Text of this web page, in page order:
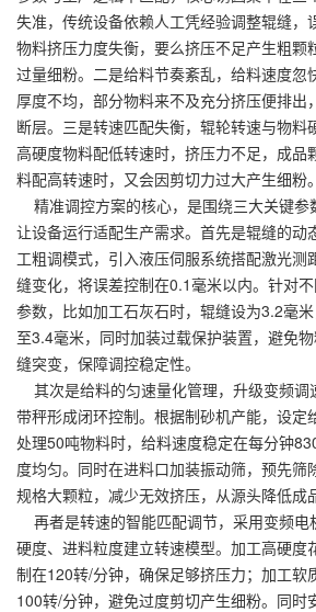
失准，传统设备依赖人工凭经验调整辊缝，
物料挤压力度失衡，要么挤压不足产生粗颗
过量细粉。二是给料节奏紊乱，给料速度忽
厚度不均，部分物料来不及充分挤压便排出
断层。三是转速匹配失衡，辊轮转速与物料
高硬度物料配低转速时，挤压力不足，成品
料配高转速时，又会因剪切力过大产生细粉。
精准调控方案的核心，是围绕三大关键参
让设备运行适配生产需求。首先是辊缝的动
工粗调模式，引入液压伺服系统搭配激光测
缝变化，将误差控制在0.1毫米以内。针对
参数，比如加工石灰石时，辊缝设为3.2毫
至3.4毫米，同时加装过载保护装置，避免
缝突变，保障调控稳定性。
其次是给料的匀速量化管理，升级变频调
带秤形成闭环控制。根据制砂机产能，设定
处理50吨物料时，给料速度稳定在每分钟
度均匀。同时在进料口加装振动筛，预先筛
规格大颗粒，减少无效挤压，从源头降低成
再者是转速的智能匹配调节，采用变频电
硬度、进料粒度建立转速模型。加工高硬度
制在120转/分钟，确保足够挤压力；加工软
100转/分钟，避免过度剪切产生细粉。同时